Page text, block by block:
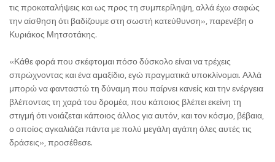
τις προκαταλήψεις και ως προς τη συμπερίληψη, αλλά έχω σαφώς
την αίσθηση ότι βαδίζουμε στη σωστή κατεύθυνση», παρενέβη ο
Κυριάκος Μητσοτάκης.
«Κάθε φορά που σκέφτομαι πόσο δύσκολο είναι να τρέχεις
σπρώχνοντας και ένα αμαξίδιο, εγώ πραγματικά υποκλίνομαι. Αλλά
μπορώ να φανταστώ τη δύναμη που παίρνει κανείς και την ενέργεια
βλέποντας τη χαρά του δρομέα, που κάποιος βλέπει εκείνη τη
στιγμή ότι νοιάζεται κάποιος άλλος για αυτόν, και τον κόσμο, βέβαια,
ο οποίος αγκαλιάζει πάντα με πολύ μεγάλη αγάπη όλες αυτές τις
δράσεις», προσέθεσε.